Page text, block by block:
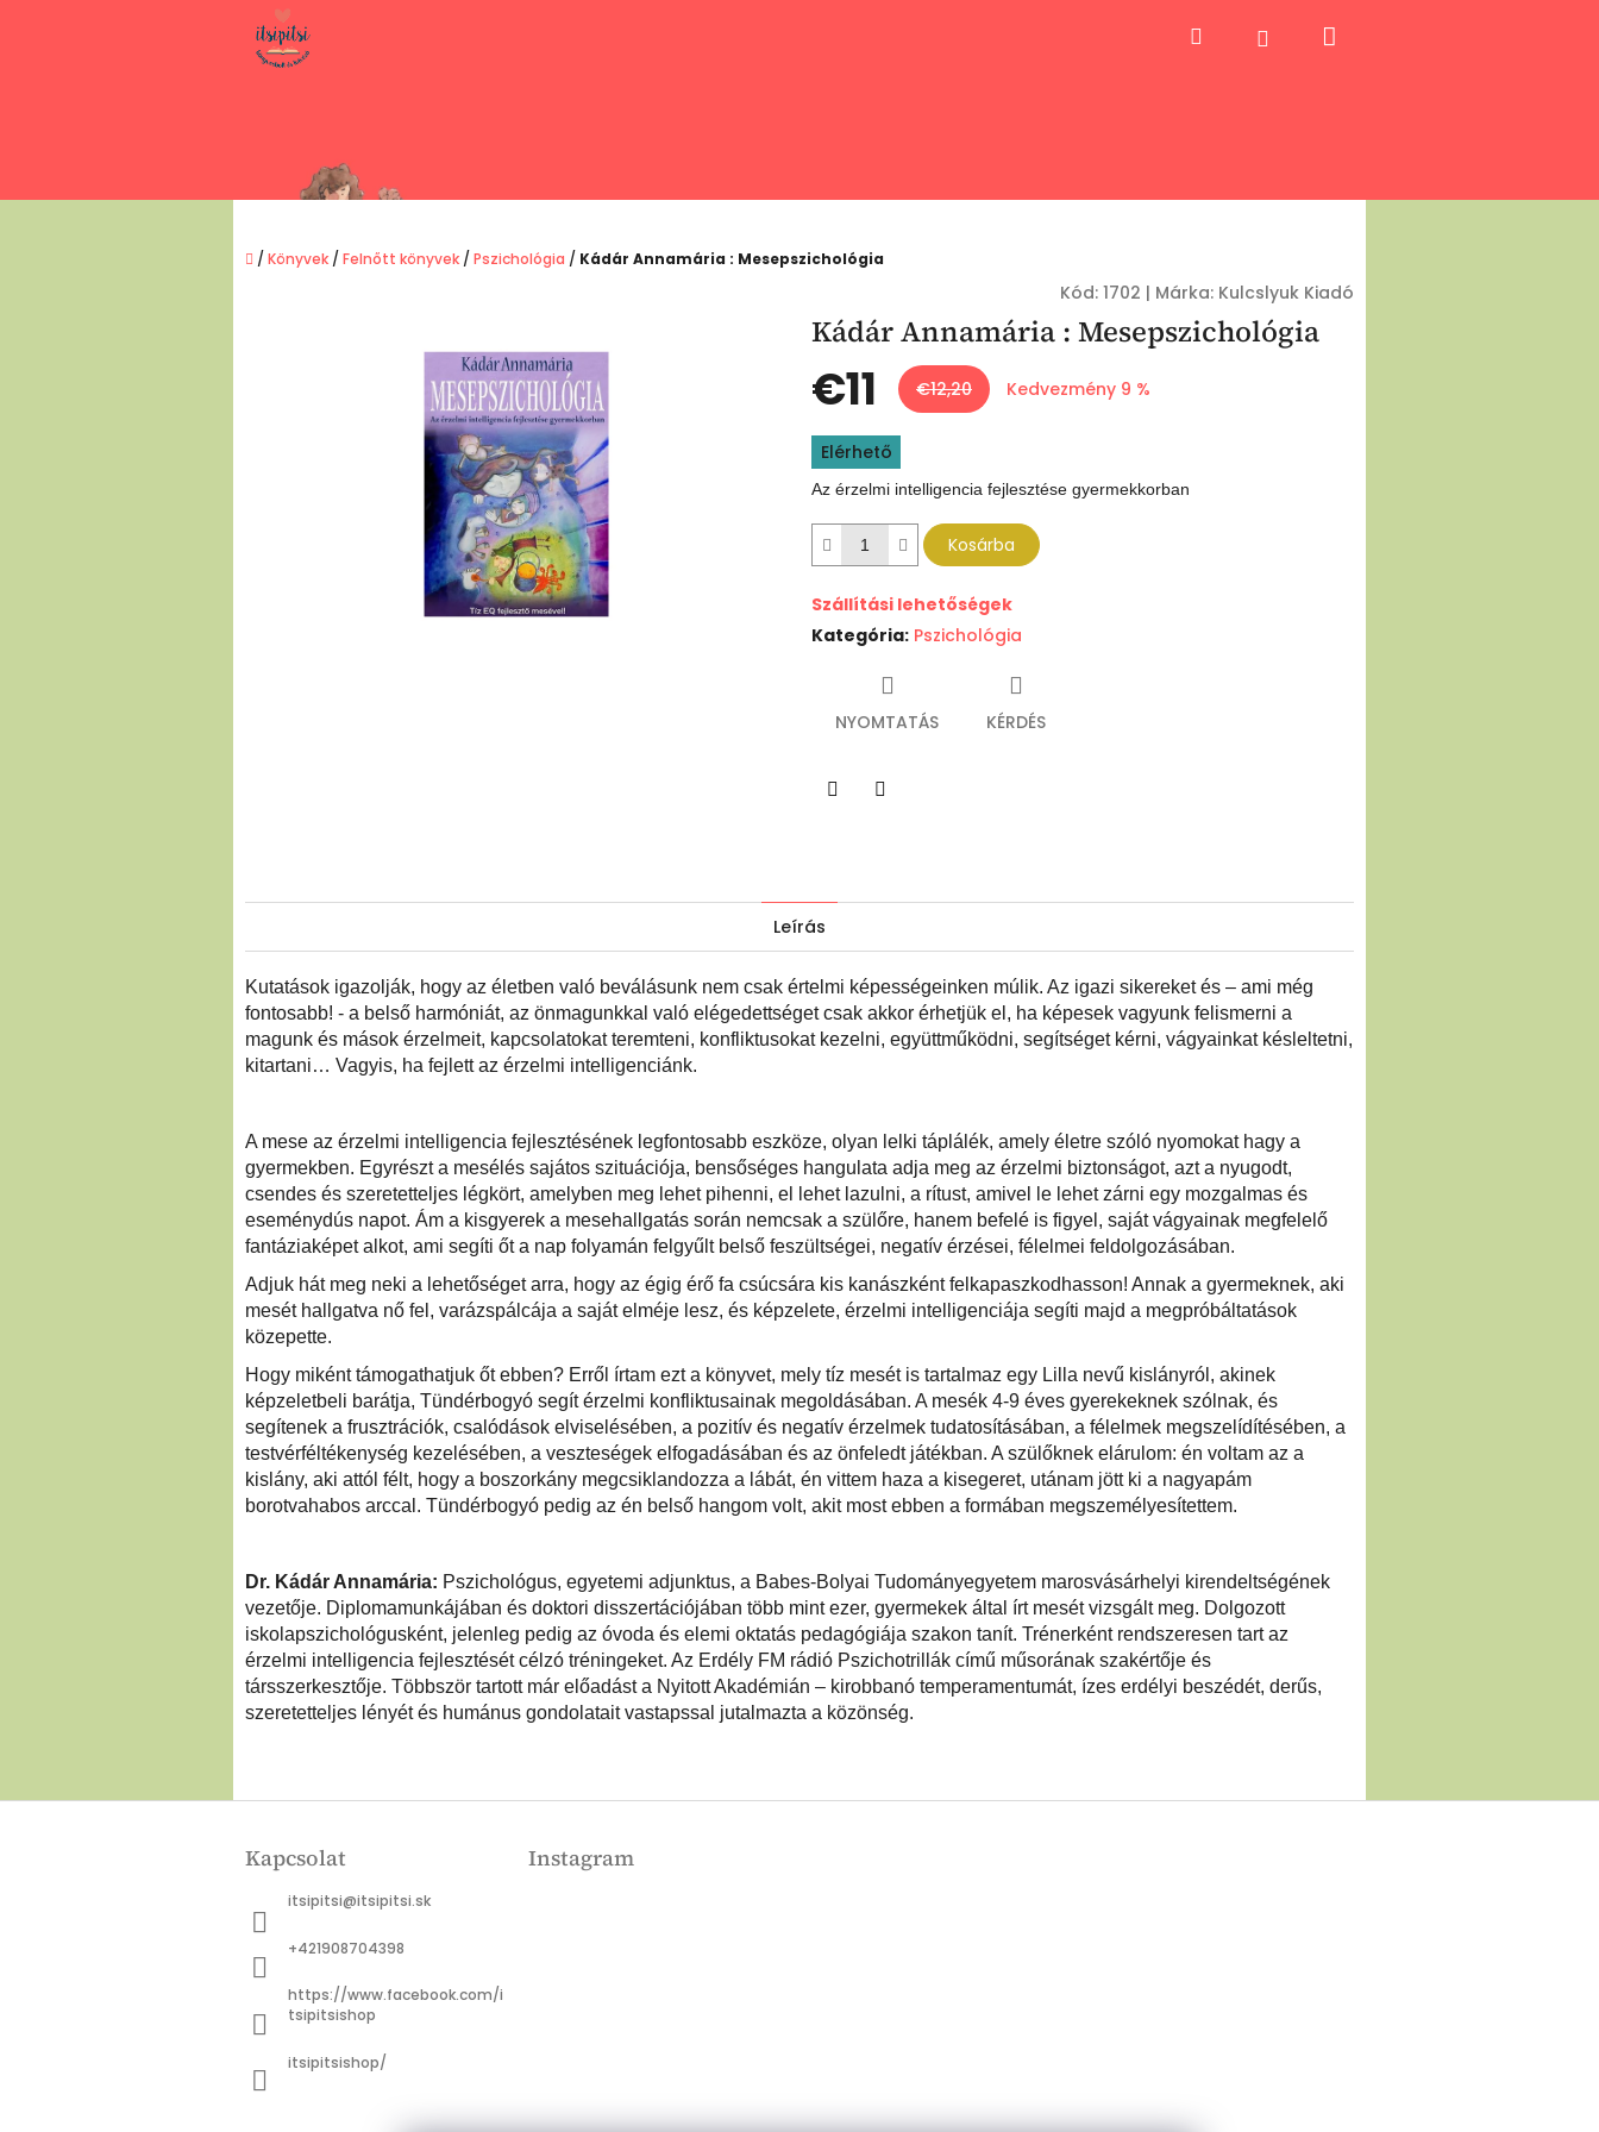
Keresés Bejelentkezés
Kezdőlap
/ Könyvek / Felnőtt könyvek / Pszichológia / Kádár Annamária : Mesepszichológia
Kód: 1702 | Márka: Kulcslyuk Kiadó
Kádár Annamária : Mesepszichológia
€11 €12,20
Kedvezmény 9 %
Egységár:
Elérhető
Az érzelmi intelligencia fejlesztése gyermekkorban
Kosárba
Szállítási lehetőségek
Kategória: Pszichológia
NYOMTATÁS KÉRDÉS
Leírás
Kutatások igazolják, hogy az életben való beválásunk nem csak értelmi képességeinken múlik. Az igazi sikereket és – ami még
fontosabb! - a belső harmóniát, az önmagunkkal való elégedettséget csak akkor érhetjük el, ha képesek vagyunk felismerni a
magunk és mások érzelmeit, kapcsolatokat teremteni, konfliktusokat kezelni, együttműködni, segítséget kérni, vágyainkat késleltetni,
kitartani… Vagyis, ha fejlett az érzelmi intelligenciánk.
A mese az érzelmi intelligencia fejlesztésének legfontosabb eszköze, olyan lelki táplálék, amely életre szóló nyomokat hagy a
gyermekben. Egyrészt a mesélés sajátos szituációja, bensőséges hangulata adja meg az érzelmi biztonságot, azt a nyugodt,
csendes és szeretetteljes légkört, amelyben meg lehet pihenni, el lehet lazulni, a rítust, amivel le lehet zárni egy mozgalmas és
eseménydús napot. Ám a kisgyerek a mesehallgatás során nemcsak a szülőre, hanem befelé is figyel, saját vágyainak megfelelő
fantáziaképet alkot, ami segíti őt a nap folyamán felgyűlt belső feszültségei, negatív érzései, félelmei feldolgozásában.
Adjuk hát meg neki a lehetőséget arra, hogy az égig érő fa csúcsára kis kanászként felkapaszkodhasson! Annak a gyermeknek, aki
mesét hallgatva nő fel, varázspálcája a saját elméje lesz, és képzelete, érzelmi intelligenciája segíti majd a megpróbáltatások
közepette.
Hogy miként támogathatjuk őt ebben? Erről írtam ezt a könyvet, mely tíz mesét is tartalmaz egy Lilla nevű kislányról, akinek
képzeletbeli barátja, Tündérbogyó segít érzelmi konfliktusainak megoldásában. A mesék 4-9 éves gyerekeknek szólnak, és
segítenek a frusztrációk, csalódások elviselésében, a pozitív és negatív érzelmek tudatosításában, a félelmek megszelídítésében, a
testvérféltékenység kezelésében, a veszteségek elfogadásában és az önfeledt játékban. A szülőknek elárulom: én voltam az a
kislány, aki attól félt, hogy a boszorkány megcsiklandozza a lábát, én vittem haza a kisegeret, utánam jött ki a nagyapám
borotvahabos arccal. Tündérbogyó pedig az én belső hangom volt, akit most ebben a formában megszemélyesítettem.
Dr. Kádár Annamária: Pszichológus, egyetemi adjunktus, a Babes-Bolyai Tudományegyetem marosvásárhelyi kirendeltségének
vezetője. Diplomamunkájában és doktori disszertációjában több mint ezer, gyermekek által írt mesét vizsgált meg. Dolgozott
iskolapszichológusként, jelenleg pedig az óvoda és elemi oktatás pedagógiája szakon tanít. Trénerként rendszeresen tart az
érzelmi intelligencia fejlesztését célzó tréningeket. Az Erdély FM rádió Pszichotrillák című műsorának szakértője és
társszerkesztője. Többször tartott már előadást a Nyitott Akadémián – kirobbanó temperamentumát, ízes erdélyi beszédét, derűs,
szeretetteljes lényét és humánus gondolatait vastapssal jutalmazta a közönség.
Kapcsolat
itsipitsi@itsipitsi.sk
+421908704398
https://www.facebook.com/i
tsipitsishop
itsipitsishop/
Instagram